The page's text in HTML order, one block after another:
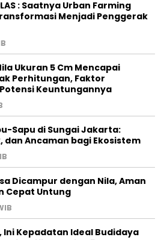
: Saatnya Urban Farming
Menjadi Penggerak
Ukuran 5 Cm Mencapai
Perhitungan, Faktor
Keuntungannya
Sapu di Sungai Jakarta:
dan Ancaman bagi Ekosistem
Dicampur dengan Nila, Aman
Cepat Untung
Ini Kepadatan Ideal Budidaya